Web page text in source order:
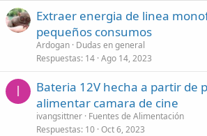
Extraer energia de linea
pequeños consumos
Ardogan Dudas en general
Respuestas 14 Ago 14, 2023
I
Bateria 12V hecha a partir de
alimentar camara de cine
ivangsittner Fuentes de Alimentación
Respuestas 10 Oct 6, 2023